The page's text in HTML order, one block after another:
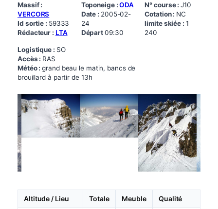
Massif :
VERCORS
Id sortie : 59333
Rédacteur : LTA
Toponeige :ODA
Date : 2005-02-
24
Départ09:30
N° course :J10
Cotation : NC
limite skiée : 1
240
Logistique : SO
Accès : RAS
Météo :grand beau le matin, bancs de
brouillard à partir de 13h
Altitude / Lieu Totale Meuble
Qualité